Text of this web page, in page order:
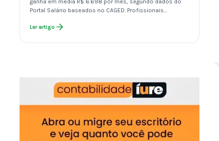
Portal Salário baseados no CAGED. Profissionais…
Ler artigo